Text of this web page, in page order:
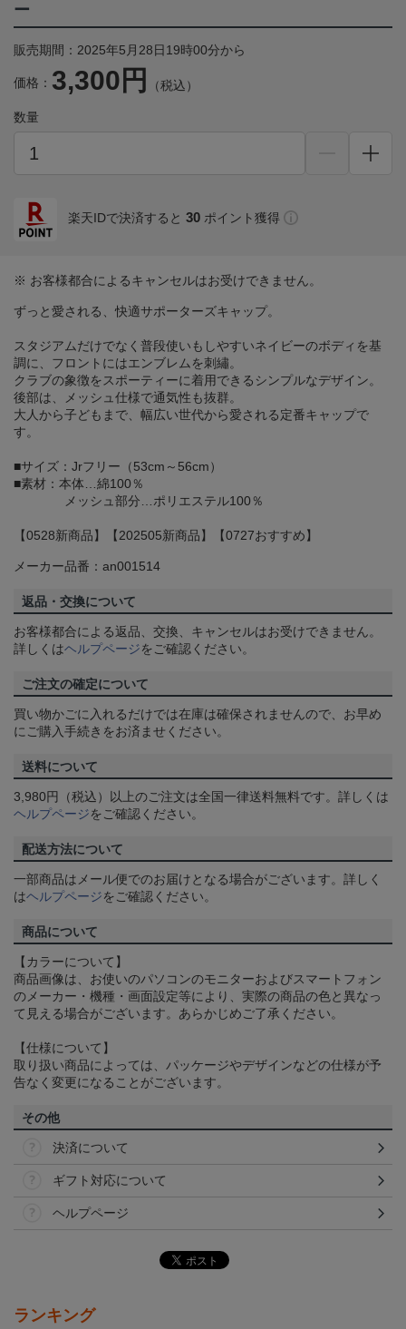
ー
販売期間：2025年5月28日19時00分から
価格： 3,300円 （税込）
数量
楽天IDで決済すると 30 ポイント獲得
※ お客様都合によるキャンセルはお受けできません。
ずっと愛される、快適サポーターズキャップ。
スタジアムだけでなく普段使いもしやすいネイビーのボディを基
調に、フロントにはエンブレムを刺繡。
クラブの象徴をスポーティーに着用できるシンプルなデザイン。
後部は、メッシュ仕様で通気性も抜群。
大人から子どもまで、幅広い世代から愛される定番キャップで
す。
■サイズ：Jrフリー（53cm～56cm）
■素材：本体…綿100％
メッシュ部分…ポリエステル100％
【0528新商品】【202505新商品】【0727おすすめ】
メーカー品番：an001514
返品・交換について
お客様都合による返品、交換、キャンセルはお受けできません。
詳しくはヘルプページをご確認ください。
ご注文の確定について
買い物かごに入れるだけでは在庫は確保されませんので、お早め
にご購入手続きをお済ませください。
送料について
3,980円（税込）以上のご注文は全国一律送料無料です。詳しくは
ヘルプページをご確認ください。
配送方法について
一部商品はメール便でのお届けとなる場合がございます。詳しく
はヘルプページをご確認ください。
商品について
【カラーについて】
商品画像は、お使いのパソコンのモニターおよびスマートフォン
のメーカー・機種・画面設定等により、実際の商品の色と異なっ
て見える場合がございます。あらかじめご了承ください。
【仕様について】
取り扱い商品によっては、パッケージやデザインなどの仕様が予
告なく変更になることがございます。
その他
決済について
ギフト対応について
ヘルプページ
ランキング